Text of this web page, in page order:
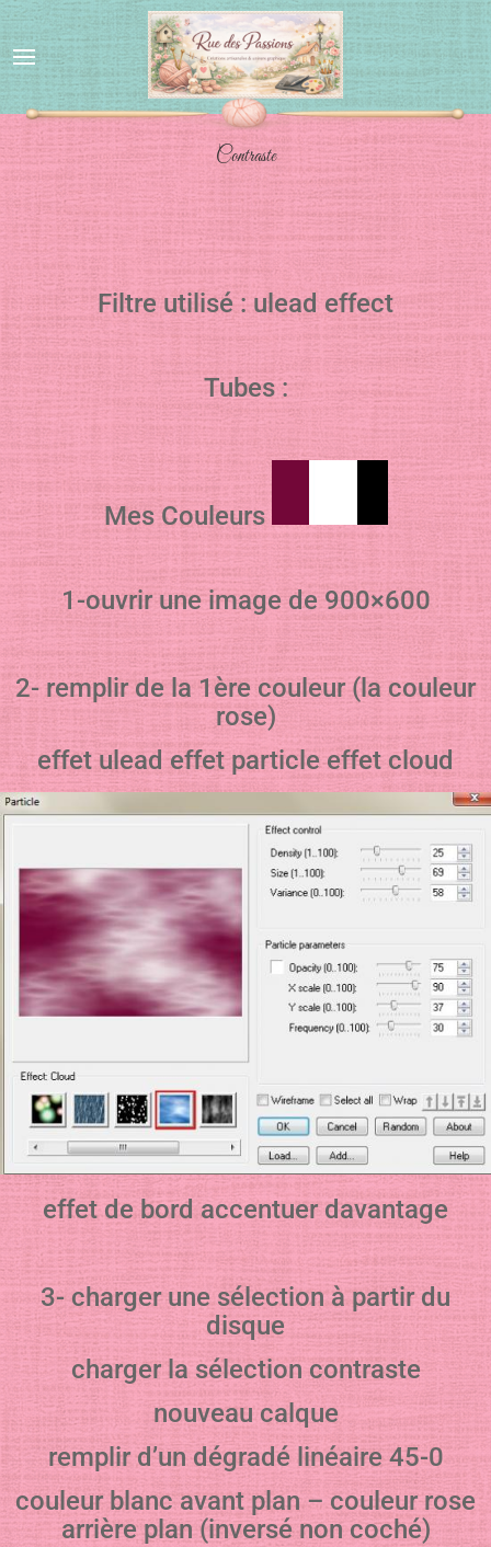
Contraste
Filtre utilisé : ulead effect
Tubes :
Mes Couleurs
1-ouvrir une image de 900×600
2- remplir de la 1ère couleur (la couleur
rose)
effet ulead effet particle effet cloud
effet de bord accentuer davantage
3- charger une sélection à partir du
disque
charger la sélection contraste
nouveau calque
remplir d’un dégradé linéaire 45-0
couleur blanc avant plan – couleur rose
arrière plan (inversé non coché)